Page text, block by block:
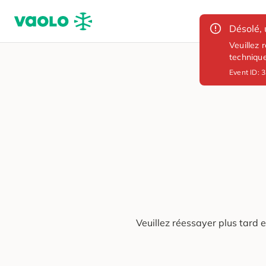
Désolé,
Veuillez
Event ID:
Veuillez réessayer plus tard